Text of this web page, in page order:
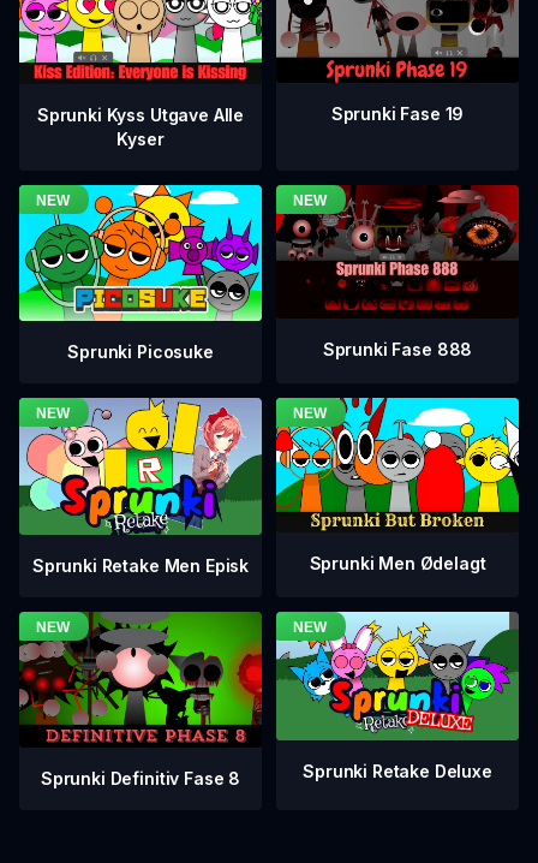
Sprunki Kyss Utgave Alle
Kyser
Sprunki Fase 19
Sprunki Picosuke Sprunki Fase 888
Sprunki Retake Men Episk Sprunki Men Ødelagt
Sprunki Definitiv Fase 8 Sprunki Retake Deluxe